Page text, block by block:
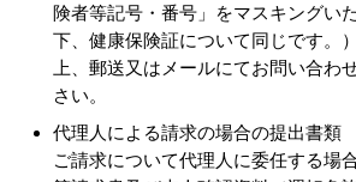
険者等記号・番号」をマスキングい
下、健康保険証について同じです。
上、郵送又はメールにてお問い合わ
さい。
代理人による請求の場合の提出書類
ご請求について代理人に委任する場